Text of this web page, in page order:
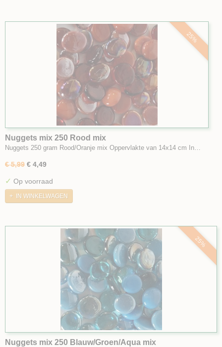
25%
Nuggets mix 250 Rood mix
Nuggets 250 gram Rood/Oranje mix Oppervlakte van 14x14 cm In…
€ 5,99 € 4,49
✓ Op voorraad
IN WINKELWAGEN
25%
Nuggets mix 250 Blauw/Groen/Aqua mix